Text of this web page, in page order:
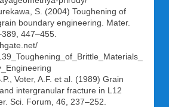
S. (2004) Toughening of
boundary engineering. Mater.
447–455.
Voter, A.F. et al. (1989) Grain
intergranular fracture in L12
Sci. Forum, 46, 237–252.